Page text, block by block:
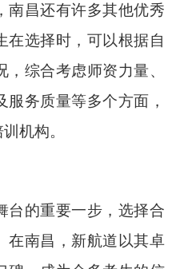
南昌还有许多其他优秀
在选择时，可以根据自
综合考虑师资力量、
务质量等多个方面，
机构。
台的重要一步，选择合
在南昌，新航道以其卓